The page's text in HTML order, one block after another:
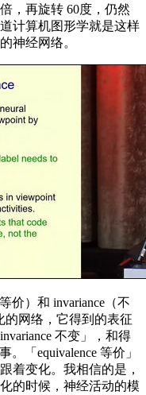
，再旋转 60度，仍然
计算机图形学就是这样
神经网络。
）和 invariance（不
的网络，它得到的表征
不变」，和得
。「equivalence 等价」
着变化。我相信的是，
的时候，神经活动的模